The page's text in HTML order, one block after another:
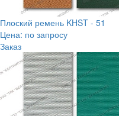
Плоский ремень KHST - 51
Цена: по запросу
Заказ